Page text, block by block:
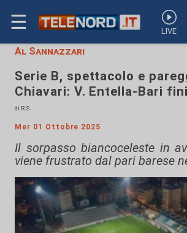
☰ LIVE
Al Sannazzari
Serie B, spettacolo e
Chiavari: V. Entella-Bari
di R.S.
Mer 01 Ottobre 2025
Il sorpasso biancoceleste in
viene frustrato dal pari barese